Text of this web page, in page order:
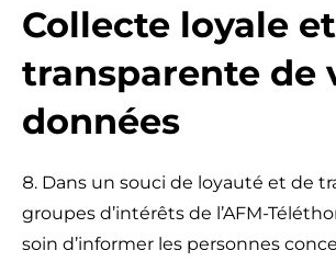
Collecte loyale et
transparente de
données
Dans un souci de loyauté et de
groupes d’intérêts de l’AFM-
soin d’informer les personnes